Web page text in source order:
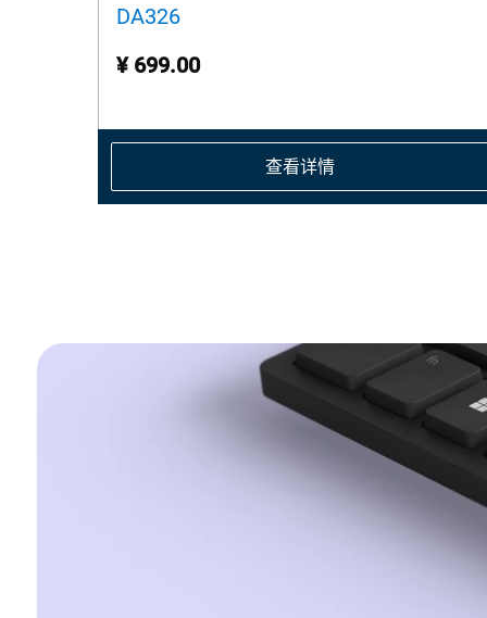
DA326
¥ 699.00
查看详情